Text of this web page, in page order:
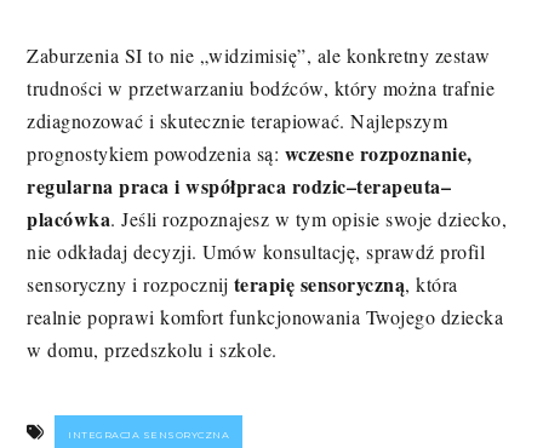
Zaburzenia SI to nie „widzimisię”, ale konkretny zestaw
trudności w przetwarzaniu bodźców, który można trafnie
zdiagnozować i skutecznie terapiować. Najlepszym
prognostykiem powodzenia są: wczesne rozpoznanie,
regularna praca i współpraca rodzic–terapeuta–
placówka. Jeśli rozpoznajesz w tym opisie swoje dziecko,
nie odkładaj decyzji. Umów konsultację, sprawdź profil
sensoryczny i rozpocznij terapię sensoryczną, która
realnie poprawi komfort funkcjonowania Twojego dziecka
w domu, przedszkolu i szkole.
INTEGRACJA SENSORYCZNA